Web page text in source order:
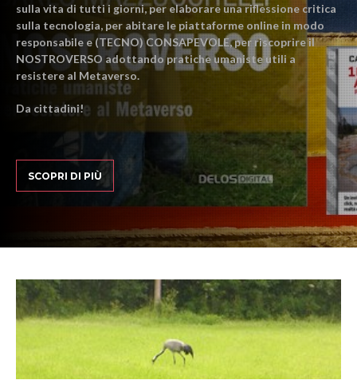
sulla vita di tutti i giorni, per elaborare una riflessione critica
sulla tecnologia, per abitare le piattaforme online in modo
responsabile e (TECNO) CONSAPEVOLE, per riscoprire il
NOSTROVERSO adottando pratiche umaniste utili a
resistere al Metaverso.
Da cittadini!
SCOPRI DI PIÙ